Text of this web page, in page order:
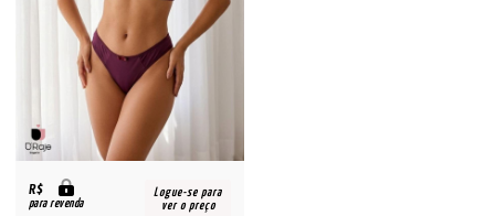
R$
para revenda
Logue-se para
ver o preço